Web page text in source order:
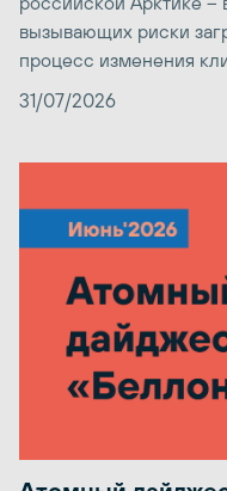
вызывающих риски
процесс изменения
31/07/2026